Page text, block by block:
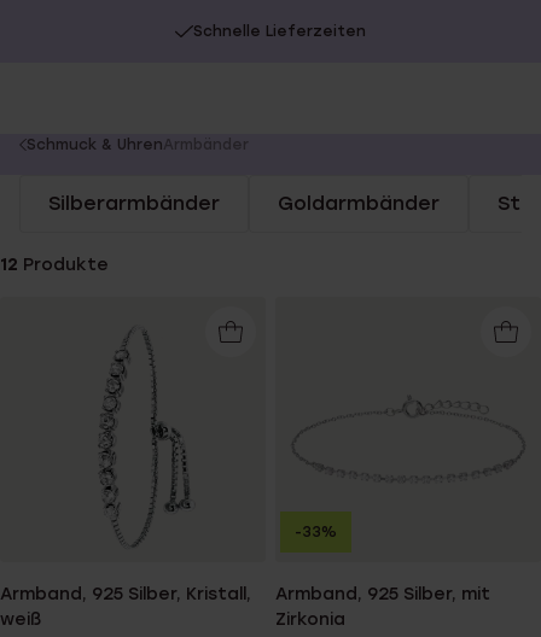
Schnelle Lieferzeiten
You
here:
Schmuck & UhrenArmbänder
Silberarmbänder Goldarmbänder
12 Produkte
Armband, 925 Silber, Kristall,
weiß
Armband, 925 Silber, mit
Zirkonia
-33%